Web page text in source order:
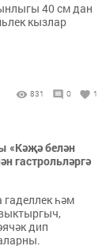
40 см дан
кызлар
831 0 1
«Кәҗә белән
гастрольләргә
гаделлек һәм
дип